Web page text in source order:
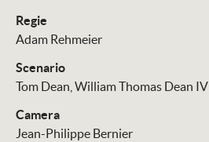
Regie
Adam Rehmeier
Scenario
Tom Dean William Thomas Dean IV
Camera
Jean-Philippe Bernier